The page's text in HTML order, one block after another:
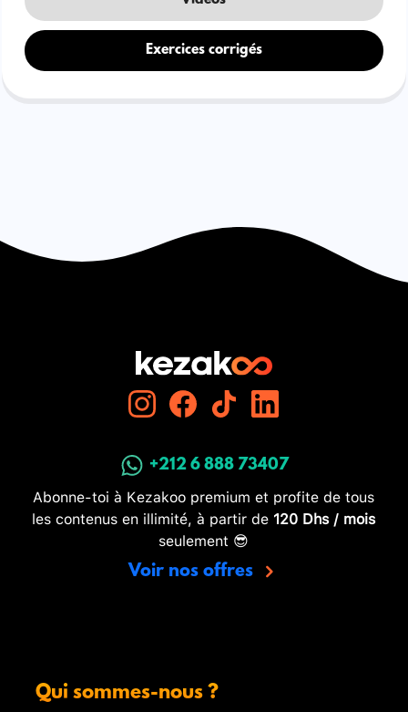
Exercices corrigés
+212 6 888 73407
Abonne-toi à Kezakoo premium et profite de tous
les contenus en illimité, à partir de 120 Dhs / mois
seulement 😎
Voir nos offres
Qui sommes-nous ?